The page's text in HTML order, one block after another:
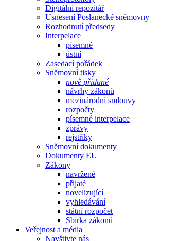
Digitální repozitář
Usnesení Poslanecké sněmovny
Rozhodnutí předsedy
Interpelace
písemné
ústní
Zasedací pořádek
Sněmovní tisky
nově přidané
návrhy zákonů
mezinárodní smlouvy
rozpočty
písemné interpelace
zprávy
rejstříky
Sněmovní dokumenty
Dokumenty EU
Zákony
navržené
přijaté
novelizující
vyhledávání
státní rozpočet
Sbírka zákonů
Veřejnost a média
Navštivte nás